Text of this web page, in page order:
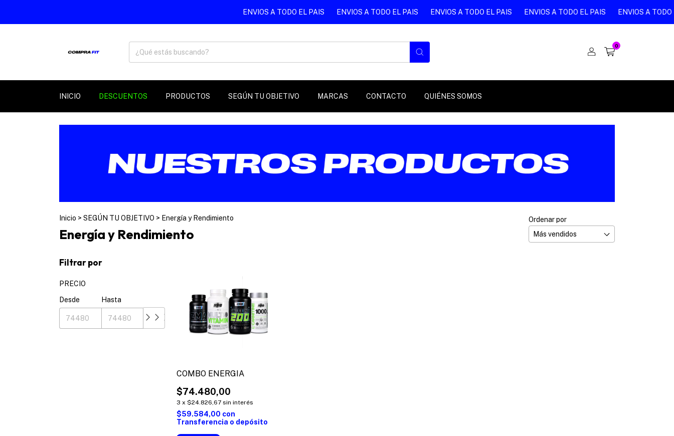
ENVIOS A TODO EL PAIS ENVIOS A TODO EL PAIS ENVIOS A TODO EL PAIS ENVIOS A TODO EL PAIS ENVIOS A TODO
0
INICIO DESCUENTOS PRODUCTOS SEGÚN TU OBJETIVO MARCAS CONTACTO QUIÉNES SOMOS
Inicio > SEGÚN TU OBJETIVO > Energía y Rendimiento
Energía y Rendimiento
Ordenar por
Filtrar por
PRECIO
Desde
Hasta
COMBO ENERGIA
$74.480,00
3 x$24.826,67 sin interés
$59.584,00 con
Transferencia o depósito